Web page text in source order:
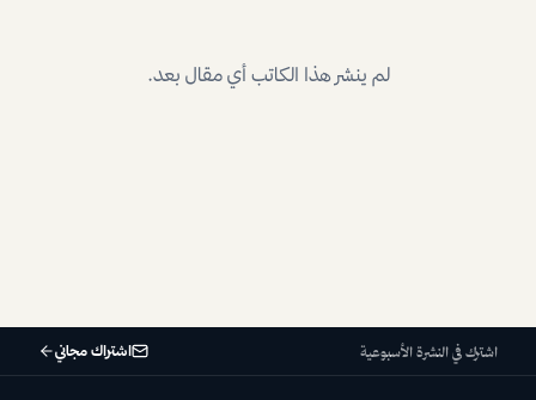
لم ينشر هذا الكاتب أي مقال بعد.
اشترك في النشرة الأسبوعية اشتراك مجاني